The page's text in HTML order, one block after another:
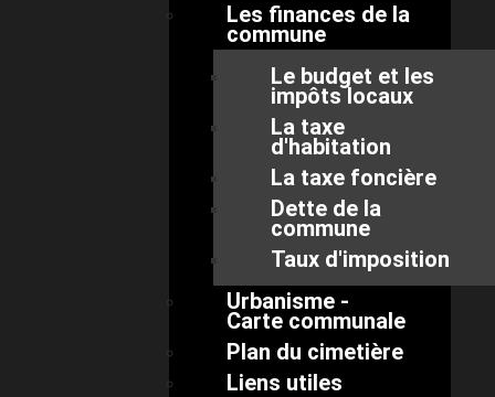
Les finances de la
commune
Le budget et les
impôts locaux
La taxe
d'habitation
La taxe foncière
Dette de la
commune
Taux d'imposition
Urbanisme -
Carte communale
Plan du cimetière
Liens utiles